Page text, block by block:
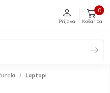
Prijava Košarica
0
Laptopi